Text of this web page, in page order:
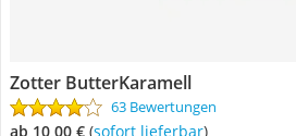
Zotter ButterKaramell
63 Bewertungen
ab 10,00 € ( Sofort lieferbar)